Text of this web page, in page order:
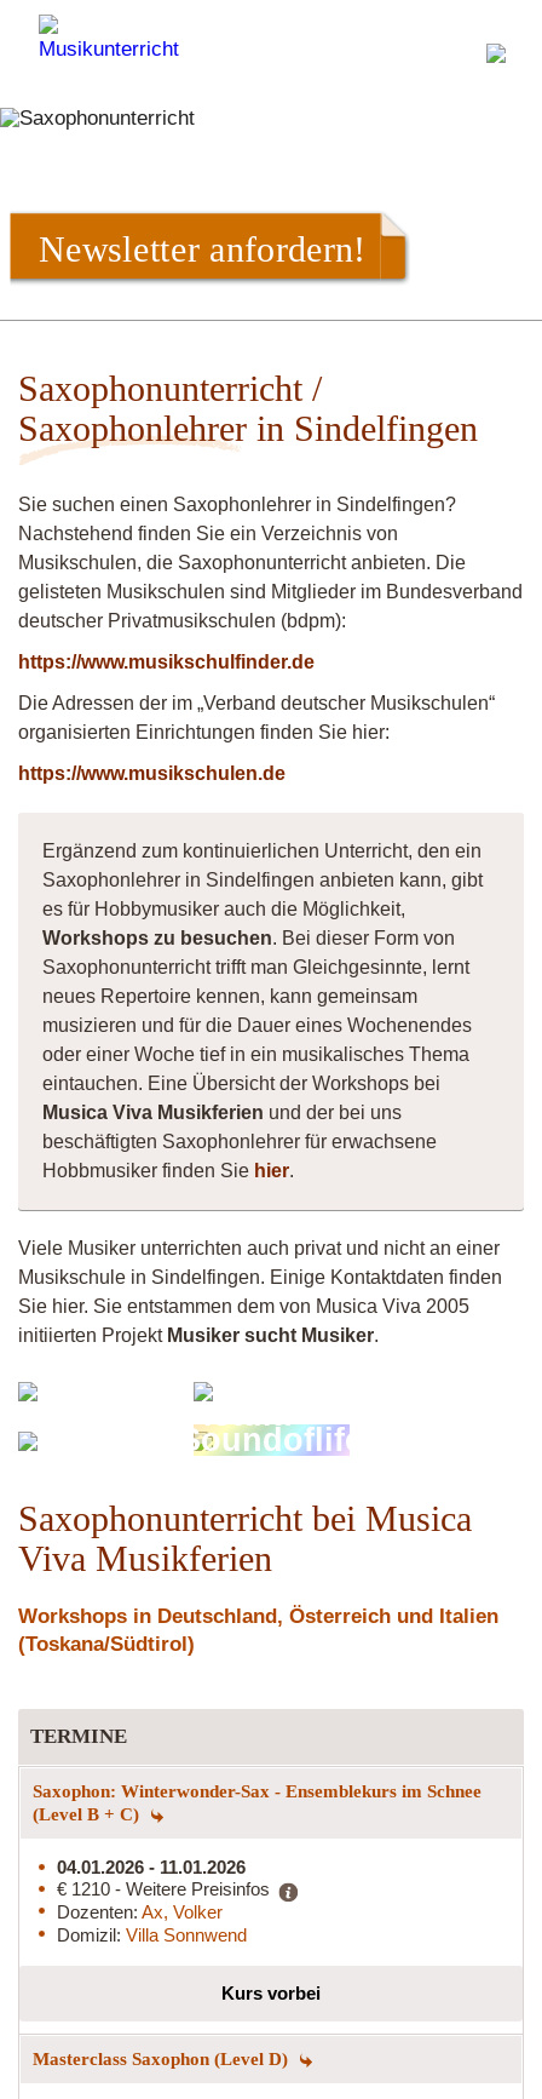
Newsletter anfordern!
Saxophonunterricht /
Saxophonlehrer in Sindelfingen
Sie suchen einen Saxophonlehrer in Sindelfingen?
Nachstehend finden Sie ein Verzeichnis von
Musikschulen, die Saxophonunterricht anbieten. Die
gelisteten Musikschulen sind Mitglieder im Bundesverband
deutscher Privatmusikschulen (bdpm):
https://www.musikschulfinder.de
Die Adressen der im „Verband deutscher Musikschulen“
organisierten Einrichtungen finden Sie hier:
https://www.musikschulen.de
Ergänzend zum kontinuierlichen Unterricht, den ein
Saxophonlehrer in Sindelfingen anbieten kann, gibt
es für Hobbymusiker auch die Möglichkeit,
Workshops zu besuchen. Bei dieser Form von
Saxophonunterricht trifft man Gleichgesinnte, lernt
neues Repertoire kennen, kann gemeinsam
musizieren und für die Dauer eines Wochenendes
oder einer Woche tief in ein musikalisches Thema
eintauchen. Eine Übersicht der Workshops bei
Musica Viva Musikferien und der bei uns
beschäftigten Saxophonlehrer für erwachsene
Hobbmusiker finden Sie hier.
Viele Musiker unterrichten auch privat und nicht an einer
Musikschule in Sindelfingen. Einige Kontaktdaten finden
Sie hier. Sie entstammen dem von Musica Viva 2005
initiierten Projekt Musiker sucht Musiker.
Fistula
Soundoflife
Saxophonunterricht bei Musica
Viva Musikferien
Workshops in Deutschland, Österreich und Italien
(Toskana/Südtirol)
TERMINE
Saxophon: Winterwonder-Sax - Ensemblekurs im Schnee
(Level B + C)
04.01.2026 - 11.01.2026
€ 1210 - Weitere Preisinfos
Dozenten: Ax, Volker
Domizil: Villa Sonnwend
Kurs vorbei
Masterclass Saxophon (Level D)